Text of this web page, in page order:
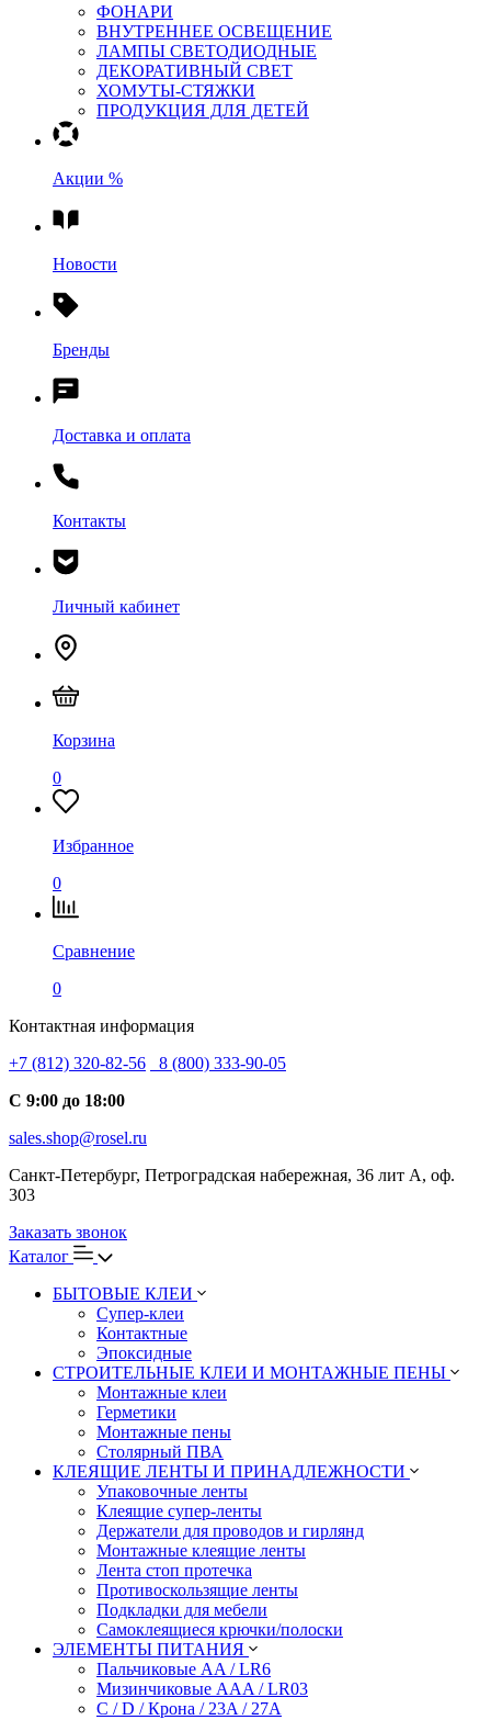
ФОНАРИ
ВНУТРЕННЕЕ ОСВЕЩЕНИЕ
ЛАМПЫ СВЕТОДИОДНЫЕ
ДЕКОРАТИВНЫЙ СВЕТ
ХОМУТЫ-СТЯЖКИ
ПРОДУКЦИЯ ДЛЯ ДЕТЕЙ
Акции %
Новости
Бренды
Доставка и оплата
Контакты
Личный кабинет
Корзина
0
Избранное
0
Сравнение
0
Контактная информация
+7 (812) 320-82-56
8 (800) 333-90-05
С 9:00 до 18:00
sales.shop@rosel.ru
Санкт-Петербург, Петроградская набережная, 36 лит А, оф.
303
Заказать звонок
Каталог
БЫТОВЫЕ КЛЕИ
Супер-клеи
Контактные
Эпоксидные
СТРОИТЕЛЬНЫЕ КЛЕИ И МОНТАЖНЫЕ ПЕНЫ
Монтажные клеи
Герметики
Монтажные пены
Столярный ПВА
КЛЕЯЩИЕ ЛЕНТЫ И ПРИНАДЛЕЖНОСТИ
Упаковочные ленты
Клеящие супер-ленты
Держатели для проводов и гирлянд
Монтажные клеящие ленты
Лента стоп протечка
Противоскользящие ленты
Подкладки для мебели
Самоклеящиеся крючки/полоски
ЭЛЕМЕНТЫ ПИТАНИЯ
Пальчиковые AA / LR6
Мизинчиковые AAA / LR03
C / D / Крона / 23A / 27A